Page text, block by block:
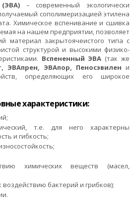
(ЭВА) – современный экологически
сополимеризацией этилена
Химическое вспенивание и сшивка
на нашем предприятии, позволяет
материал закрытоячеистого типа с
структурой и высокими физико-
Вспененный ЭВА (так же
ЭВАпрен, ЭВАпор, Пеносэвилен и
определяющих его широкое
характеристики:
т.е. для него характерны
и гибкость;
химических веществ (масел,
воздействию бактерий и грибков);